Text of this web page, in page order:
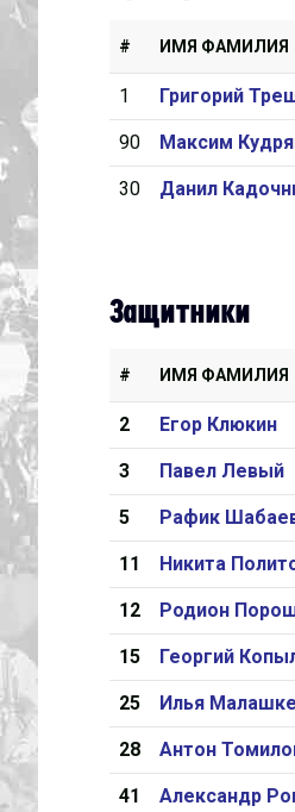
# ИМЯ ФАМИЛИЯ
1 Григорий
90 Максим
30 Данил
Защитники
# ИМЯ ФАМИЛИЯ
2 Егор Клюкин
3 Павел Левый
5 Рафик
11 Никита
12 Родион
15 Георгий
25 Илья
28 Антон
41 Александр